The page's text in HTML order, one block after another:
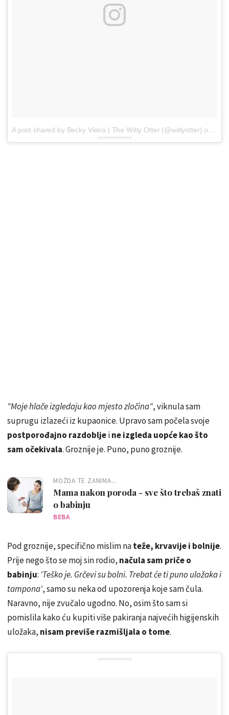
A post shared by Becky Vieira | The Witty Otter (@wittyotter) on
"Moje hlače izgledaju kao mjesto zločina", viknula sam
suprugu izlazeći iz kupaonice. Upravo sam počela svoje
postporođajno razdobljeine izgleda uopće kao što
sam očekivala. Groznije je. Puno, puno groznije.
MOŽDA TE ZANIMA...
Mama nakon poroda - sve što trebaš znati
o babinju
BEBA
Pod groznije, specifično mislim nateže, krvavije i bolnije.
Prije nego što se moj sin rodio, načula sam priče o
babinju: 'Teško je. Grčevi su bolni. Trebat će ti puno uložaka i
tampona', samo su neka od upozorenja koje sam čula.
Naravno, nije zvučalo ugodno. No, osim što sam si
pomislila kako ću kupiti više pakiranja najvećih higijenskih
uložaka, nisam previše razmišljala o tome.